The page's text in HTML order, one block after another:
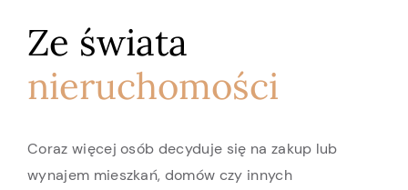
Ze świata
nieruchomości
Coraz więcej osób decyduje się na zakup lub
wynajem mieszkań, domów czy innych